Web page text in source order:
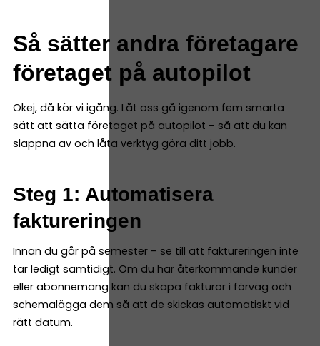
Så sätter andra företagare
företaget på autopilot
Okej, då kör vi igång. Låt oss gå igenom fem smarta
sätt att sätta företaget på autopilot – så att du kan
slappna av och låta verktyg göra ditt jobb.
Steg 1: Automatisera
faktureringen
Innan du går på semester – se till att faktureringen inte
tar ledigt samtidigt. Om du har återkommande kunder
eller abonnemang kan du skapa fakturor i förväg och
schemalägga dem så att de skickas automatiskt vid
rätt datum.